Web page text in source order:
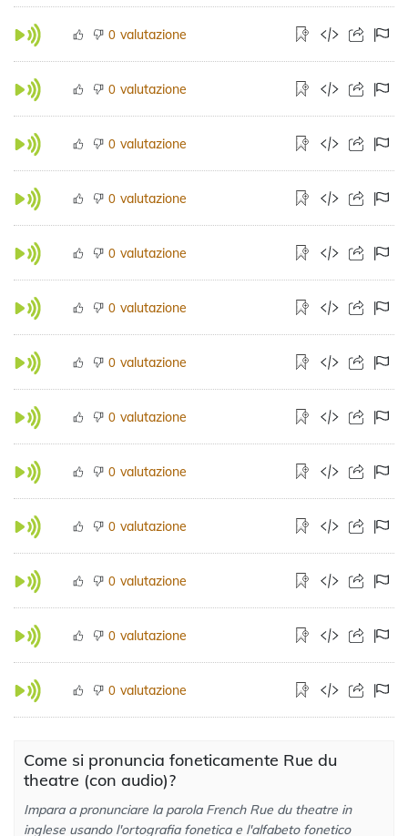
0 valutazione
0 valutazione
0 valutazione
0 valutazione
0 valutazione
0 valutazione
0 valutazione
0 valutazione
0 valutazione
0 valutazione
0 valutazione
0 valutazione
0 valutazione
Come si pronuncia foneticamente Rue du
theatre (con audio)?
Impara a pronunciare la parola French Rue du theatre in
inglese usando l'ortografia fonetica e l'alfabeto fonetico